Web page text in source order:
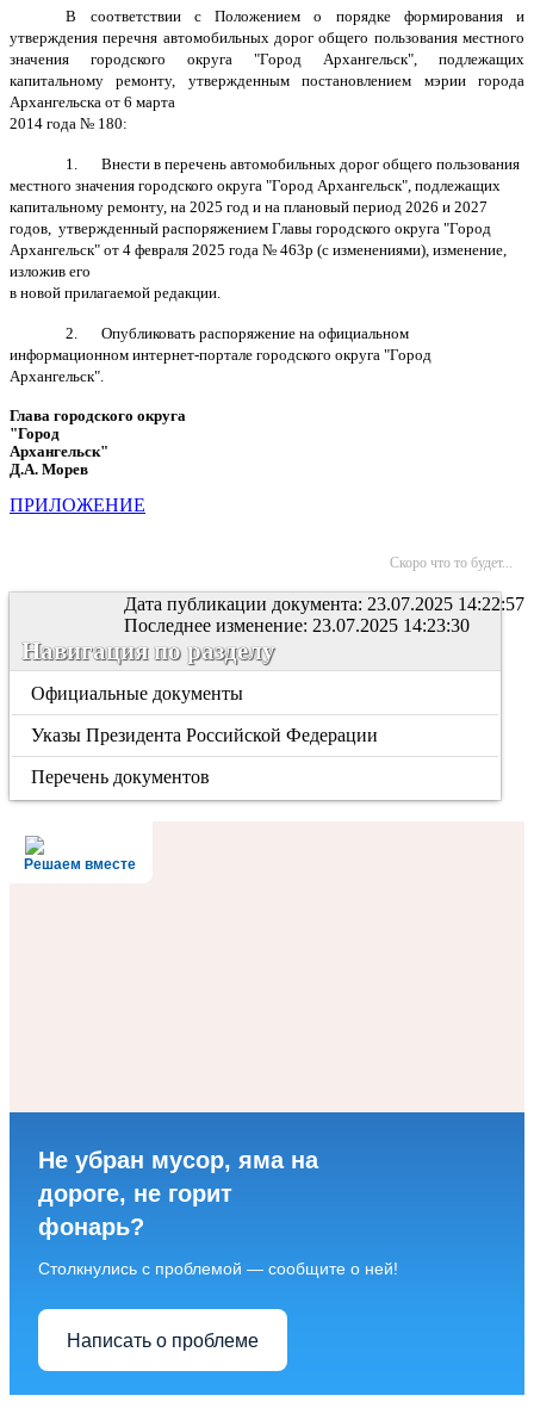
В соответствии с Положением о порядке формирования и
утверждения перечня автомобильных дорог общего пользования местного
значения городского округа "Город Архангельск", подлежащих
капитальному ремонту, утвержденным постановлением мэрии города
Архангельска от 6 марта
2014 года № 180:
1.
Внести в перечень автомобильных дорог общего пользования
местного значения городского округа "Город Архангельск", подлежащих
капитальному ремонту, на 2025 год и на плановый период 2026 и 2027
годов, утвержденный распоряжением Главы городского округа "Город
Архангельск" от 4 февраля 2025 года № 463р (с изменениями), изменение,
изложив его
в новой прилагаемой редакции.
2.
Опубликовать распоряжение на официальном
информационном интернет-портале городского округа "Город
Архангельск".
Глава городского округа
"Город
Архангельск"
Д.А. Морев
ПРИЛОЖЕНИЕ
Скоро что то будет...
Дата публикации документа: 23.07.2025 14:22:57
Последнее изменение: 23.07.2025 14:23:30
Навигация по разделу
Официальные документы
Указы Президента Российской Федерации
Перечень документов
Решаем вместе
Не убран мусор, яма на
дороге, не горит
фонарь?
Столкнулись с проблемой — сообщите о ней!
Написать о проблеме